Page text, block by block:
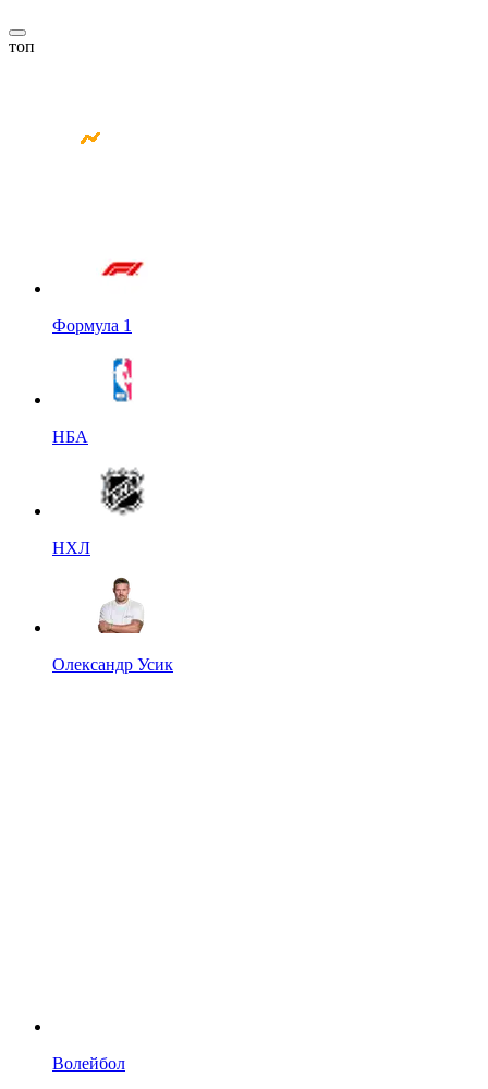
топ
Формула 1
НБА
НХЛ
Олександр Усик
Волейбол